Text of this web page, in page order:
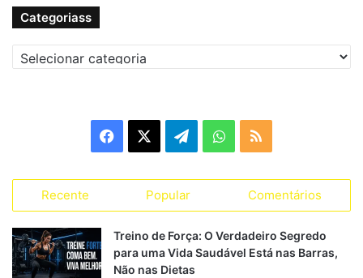
Categoriass
a
e
b
e
g
W
t
S
Recente Popular Comentários
Treino de Força: O Verdadeiro Segredo
para uma Vida Saudável Está nas Barras,
Não nas Dietas